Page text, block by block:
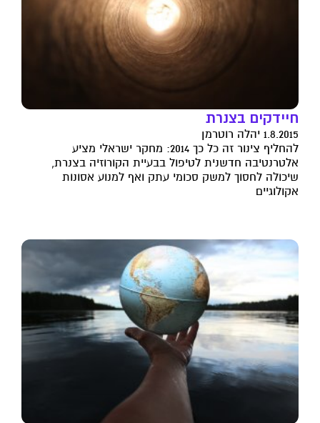
חיידקים בצנרת
1.8.2015 יהלה רוטרמן
להחליף צינור זה כל כך 2014: מחקר ישראלי מציע
אלטרנטיבה חדשנית לטיפול בבעיית הקורוזיה בצנרת,
שיכולה לחסוך למשק סכומי עתק ואף למנוע אסונות
אקולוגיים